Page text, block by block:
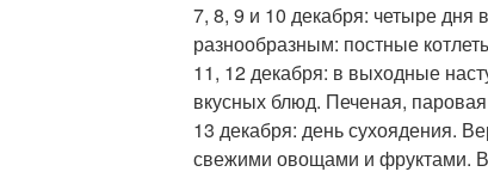
7, 8, 9 и 10 декабря: четыре дня
разнообразным: постные
11, 12 декабря: в выходные
вкусных блюд. Печеная, паровая
13 декабря: день сухоядения.
свежими овощами и фруктами.